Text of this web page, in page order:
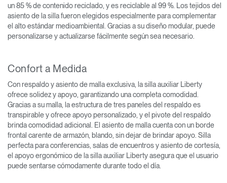
un 85 % de contenido reciclado, y es reciclable al 99 %. Los tejidos del
asiento de la silla fueron elegidos especialmente para complementar
el alto estándar medioambiental. Gracias a su diseño modular, puede
personalizarse y actualizarse fácilmente según sea necesario.
Confort a Medida
Con respaldo y asiento de malla exclusiva, la silla auxiliar Liberty
ofrece solidez y apoyo, garantizando una completa comodidad.
Gracias a su malla, la estructura de tres paneles del respaldo es
transpirable y ofrece apoyo personalizado, y el pivote del respaldo
brinda comodidad adicional. El asiento de malla cuenta con un borde
frontal carente de armazón, blando, sin dejar de brindar apoyo. Silla
perfecta para conferencias, salas de encuentros y asiento de cortesía,
el apoyo ergonómico de la silla auxiliar Liberty asegura que el usuario
puede sentarse cómodamente durante todo el día.